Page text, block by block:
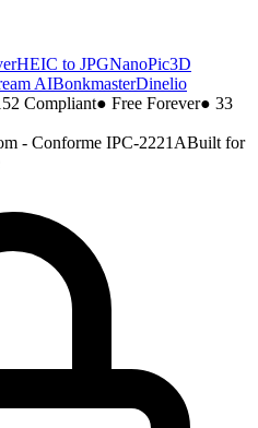
HEIC to JPGNanoPic3D
AIBonkmasterDinelio
Compliant● Free Forever● 33
- Conforme IPC-2221ABuilt for